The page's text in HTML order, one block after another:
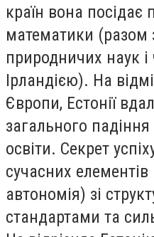
країн вона посідає
математики (разом
природничих наук
Ірландією). На
Європи, Естонії
загального падіння
освіти. Секрет
сучасних елементів
автономія) зі
стандартами та